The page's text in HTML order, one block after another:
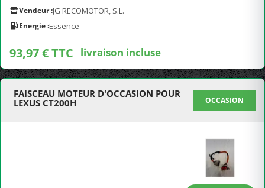
Vendeur :JG RECOMOTOR, S.L.
Energie :Essence
93,97 € TTC livraison incluse
FAISCEAU MOTEUR D'OCCASION POUR
LEXUS CT200H
OCCASION